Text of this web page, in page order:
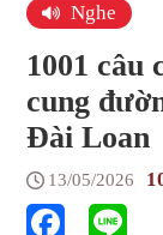
Nghe
1001 câu
cung
Đài Loan
13/05/2026